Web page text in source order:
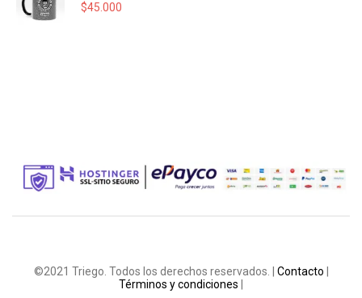
$45.000
©2021 Triego. Todos los derechos reservados. | Contacto
Términos y condiciones